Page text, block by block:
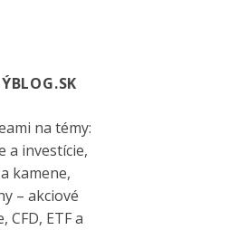
na témy:
a investície,
kamene,
– akciové
CFD, ETF a